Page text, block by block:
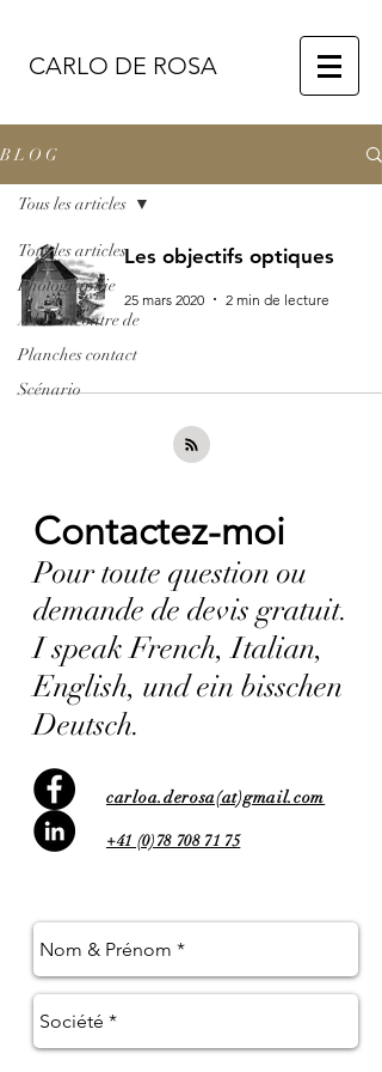
CARLO DE ROSA
B L O G
Tous les articles
Photographie
À la rencontre de
Planches contact
Scénario
Tous les articles
Les objectifs optiques
25 mars 2020 2 min de lecture
Contactez-moi
Pour toute question ou
demande de devis gratuit.
I speak French, Italian,
English, und ein bisschen
Deutsch.
carloa.derosa(at)gmail.com
+41 (0)78 708 71 75